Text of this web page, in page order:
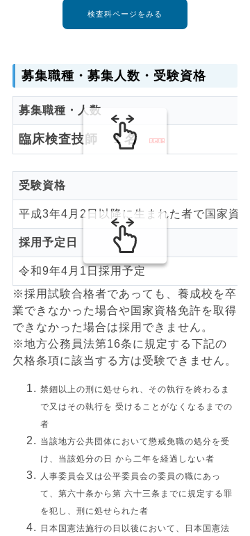
検査科ページをみる
募集職種・募集人数・受験資格
募集職種・人数
臨床検査技師 １名
受験資格
平成3年4月2日以降に生まれた者で国家資
採用予定日
令和9年4月1日採用予定
※採用試験合格者であっても、養成校を卒
業できなかった場合や国家資格免許を取得
できなかった場合は採用できません。
※地方公務員法第16条に規定する下記の
欠格条項に該当する方は受験できません。
禁錮以上の刑に処せられ、その執行を終わるま
で又はその執行を 受けることがなくなるまでの
者
当該地方公共団体において懲戒免職の処分を受
け、当該処分の日 から二年を経過しない者
人事委員会又は公平委員会の委員の職にあっ
て、第六十条から第 六十三条までに規定する罪
を犯し、刑に処せられた者
日本国憲法施行の日以後において、日本国憲法